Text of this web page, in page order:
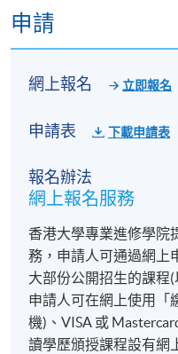
申請
網上報名 立即報名
申請表 下載申請表
報名辦法
網上報名服務
香港大學專業進修學院
務，申請人可通過網上
大部份公開招生的課程
申請人可在網上使用「
機)、VISA 或
讀學歷頒授課程設有網